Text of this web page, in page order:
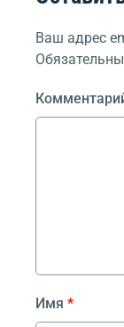
Ваш адрес
Имя *